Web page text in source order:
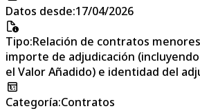
Datos desde:17/04/2026
Tipo:Relación de contratos
importe de adjudicación
el Valor Añadido) e identidad del
Categoría:Contratos